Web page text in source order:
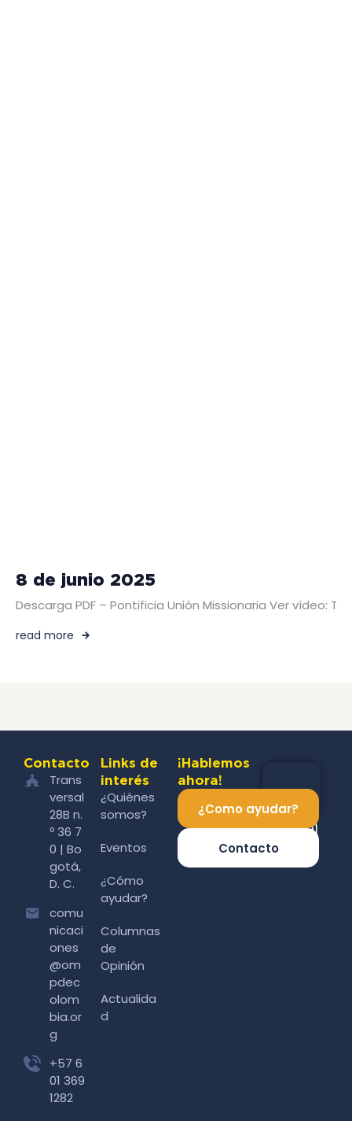
8 de junio 2025
Descarga PDF – Pontificia Unión Missionaria Ver vídeo:
read more
Contacto
Trans
versal
28B n.
º 36 7
0 | Bo
gotá,
D. C.
comu
nicaci
ones
@om
pdec
olom
bia.or
g
+57 6
01 369
1282
Links de
interés
¿Quiénes
somos?
Eventos
¿Cómo
ayudar?
Columnas
de
Opinión
Actualida
d
¡Hablemos
ahora!
¿Como ayudar?
Contacto